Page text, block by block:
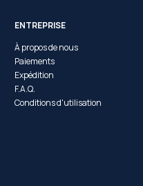
ENTREPRISE
À propos de nous
Paiements
Expédition
F.A.Q.
Conditions d'utilisation